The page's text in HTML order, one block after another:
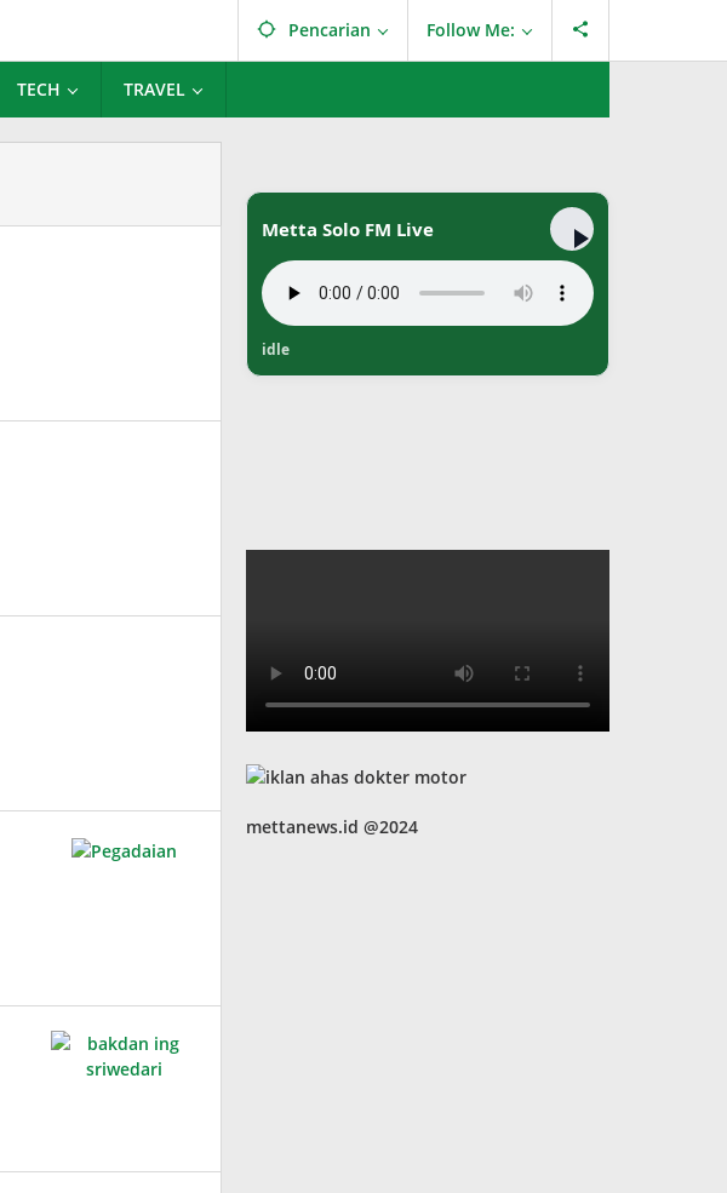
Pencarian Follow Me:
TECH TRAVEL
Metta Solo FM Live
idle
mettanews.id @2024